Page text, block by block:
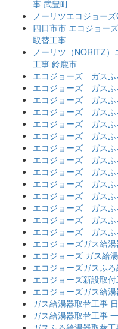
事 武豊町
ノーリツエコジョー
四日市市 エコジョー
取替工事
ノーリツ（NORITZ
工事 鈴鹿市
エコジョーズ ガス
エコジョーズ ガスふ
エコジョーズ ガスふ
エコジョーズ ガスふ
エコジョーズ ガスふ
エコジョーズ ガスふ
エコジョーズ ガスふ
エコジョーズ ガスふ
エコジョーズ ガスふ
エコジョーズ ガスふ
エコジョーズ ガスふ
エコジョーズ ガスふ
エコジョーズ ガスふ
エコジョーズ ガスふ
エコジョーズガス給
エコジョーズ ガス給
エコジョーズガスふ
エコジョーズ新設取
エコジョーズガス給
ガス給湯器取替工事
ガス給湯器取替工事